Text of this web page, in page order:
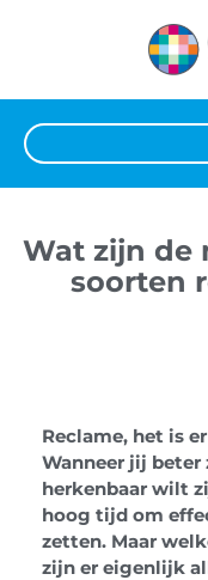
Wat zijn de
soorten
Reclame, het is
Wanneer jij beter
herkenbaar wilt
hoog tijd om
zetten. Maar
zijn er eigenlijk